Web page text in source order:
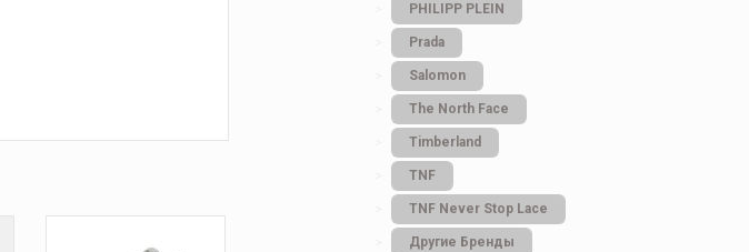
PHILIPP PLEIN
Prada
Salomon
The North Face
Timberland
TNF
TNF Never Stop Lace
Другие Бренды